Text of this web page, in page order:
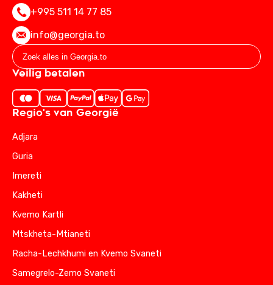
+995 511 14 77 85
info@georgia.to
Veilig betalen
Regio's van Georgië
Adjara
Guria
Imereti
Kakheti
Kvemo Kartli
Mtskheta-Mtianeti
Racha-Lechkhumi en Kvemo Svaneti
Samegrelo-Zemo Svaneti